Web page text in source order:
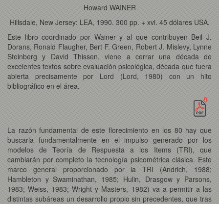
Howard WAINER
Hillsdale, New Jersey: LEA, 1990. 300 pp. + xvi. 45 dólares USA.
Este libro coordinado por Wainer y al que contribuyen Beil J.
Dorans, Ronald Flaugher, Bert F. Green, Robert J. Mislevy, Lynne
Steinberg y David Thissen, viene a cerrar una década de
excelentes textos sobre evaluación psicológica, década que fuera
abierta precisamente por Lord (Lord, 1980) con un hito
bibliográfico en el área.
La razón fundamental de este florecimiento en los 80 hay que
buscarla fundamentalmente en el impulso generado por los
modelos de Teoría de Respuesta a los Items (TRI), que
cambiarán por completo la tecnología psicométrica clásica. Este
marco general proporcionado por la TRI (Andrich, 1988;
Hambleton y Swaminathan, 1985; Hulin, Drasgow y Parsons,
1983; Weiss, 1983; Wright y Masters, 1982) va a permitir a las
distintas subáreas un desarrollo propio sin precedentes, que tras